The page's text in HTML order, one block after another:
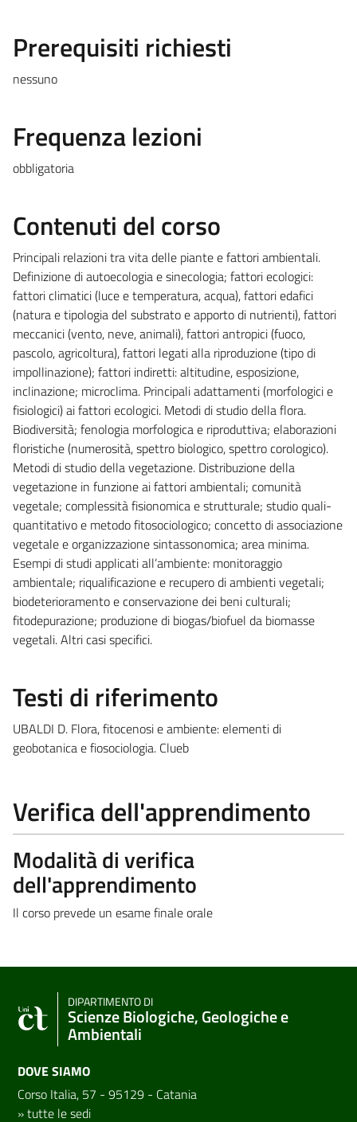
Prerequisiti richiesti
nessuno
Frequenza lezioni
obbligatoria
Contenuti del corso
Principali relazioni tra vita delle piante e fattori ambientali.
Definizione di autoecologia e sinecologia; fattori ecologici:
fattori climatici (luce e temperatura, acqua), fattori edafici
(natura e tipologia del substrato e apporto di nutrienti), fattori
meccanici (vento, neve, animali), fattori antropici (fuoco,
pascolo, agricoltura), fattori legati alla riproduzione (tipo di
impollinazione); fattori indiretti: altitudine, esposizione,
inclinazione; microclima. Principali adattamenti (morfologici e
fisiologici) ai fattori ecologici. Metodi di studio della flora.
Biodiversità; fenologia morfologica e riproduttiva; elaborazioni
floristiche (numerosità, spettro biologico, spettro corologico).
Metodi di studio della vegetazione. Distribuzione della
vegetazione in funzione ai fattori ambientali; comunità
vegetale; complessità fisionomica e strutturale; studio quali-
quantitativo e metodo fitosociologico; concetto di associazione
vegetale e organizzazione sintassonomica; area minima.
Esempi di studi applicati all’ambiente: monitoraggio
ambientale; riqualificazione e recupero di ambienti vegetali;
biodeterioramento e conservazione dei beni culturali;
fitodepurazione; produzione di biogas/biofuel da biomasse
vegetali. Altri casi specifici.
Testi di riferimento
UBALDI D. Flora, fitocenosi e ambiente: elementi di
geobotanica e fiosociologia. Clueb
Verifica dell'apprendimento
Modalità di verifica
dell'apprendimento
Il corso prevede un esame finale orale
DIPARTIMENTO DI
Scienze Biologiche, Geologiche e
Ambientali
DOVE SIAMO
Corso Italia, 57 - 95129 - Catania
»tutte le sedi